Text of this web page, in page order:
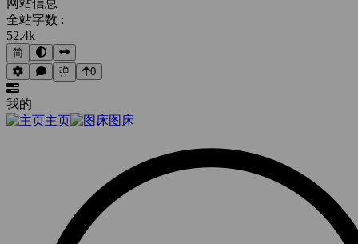
全站字数 :
52.4k
简
弹
0
我的
主页
图床